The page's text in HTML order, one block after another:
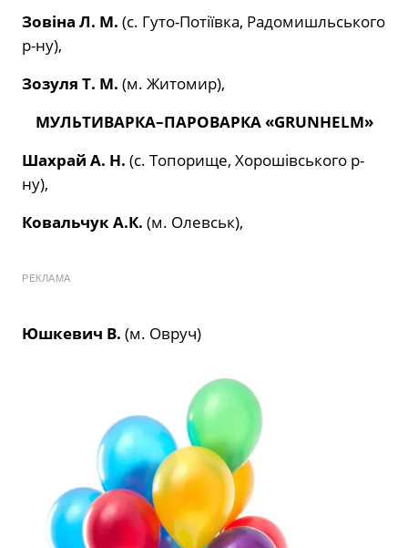
Зовіна Л. М. (с. Гуто-Потіївка, Радомишльського
р-ну),
Зозуля Т. М. (м. Житомир),
МУЛЬТИВАРКА–ПАРОВАРКА «GRUNHELM»
Шахрай А. Н. (с. Топорище, Хорошівського р-
ну),
Ковальчук А.К. (м. Олевськ),
РЕКЛАМА
Юшкевич В. (м. Овруч)